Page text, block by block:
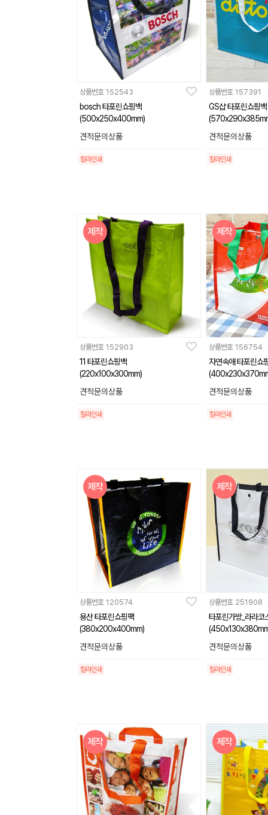
상품번호 152543
bosch 타포린쇼핑백
(500x250x400mm)
견적문의상품
칼라인쇄
상품번호 157391
GS샵 타포린쇼핑백
견적문의상품
칼라인쇄
제작
상품번호 152903
11 타포린쇼핑백
(220x100x300mm)
견적문의상품
칼라인쇄
제작
상품번호 156754
자연속애 타포린쇼
견적문의상품
칼라인쇄
제작
상품번호 120574
용산 타포린쇼핑팩
(380x200x400mm)
견적문의상품
칼라인쇄
제작
상품번호 251908
타포린가방_라라코
견적문의상품
칼라인쇄
제작 제작